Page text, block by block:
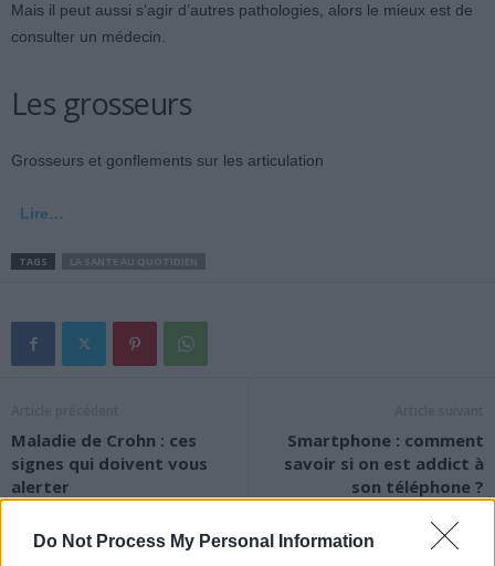
Do Not Process My Personal Information
Mais il peut aussi s’agir d’autres pathologies, alors le mieux est de
consulter un médecin.
Les grosseurs
Grosseurs et gonflements sur les articulation
Lire…
TAGS
Maladie de Crohn : ces
signes qui doivent vous
alerter
Smartphone : comment
savoir si on est addict à
son téléphone ?